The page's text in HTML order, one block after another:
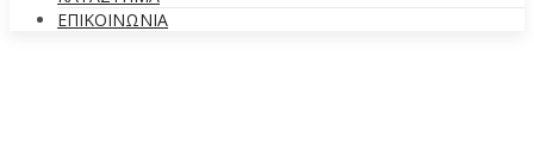
ΕΠΙΚΟΙΝΩΝΙΑ